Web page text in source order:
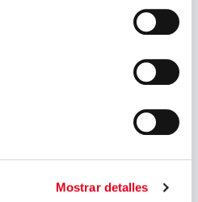
Mostrar detalles
Se admiten
previa consulta.